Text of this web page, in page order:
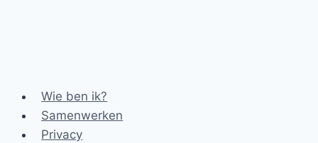
Wie ben ik?
Samenwerken
Privacy